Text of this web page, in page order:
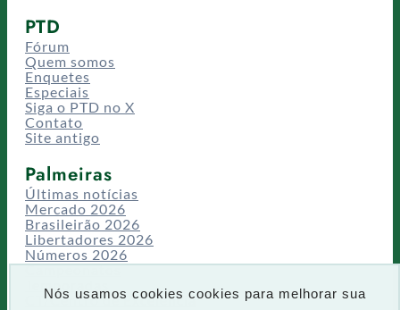
Nós usamos cookies cookies para melhorar sua
PTD
Fórum
Quem somos
Enquetes
Especiais
Siga o PTD no X
Contato
Site antigo
Palmeiras
Últimas notícias
Mercado 2026
Brasileirão 2026
Libertadores 2026
Números 2026
Campeonatos
Temporadas
CT/Centro de Excelência